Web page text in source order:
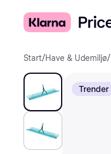
Start/Have & Udemiljø/
Trender